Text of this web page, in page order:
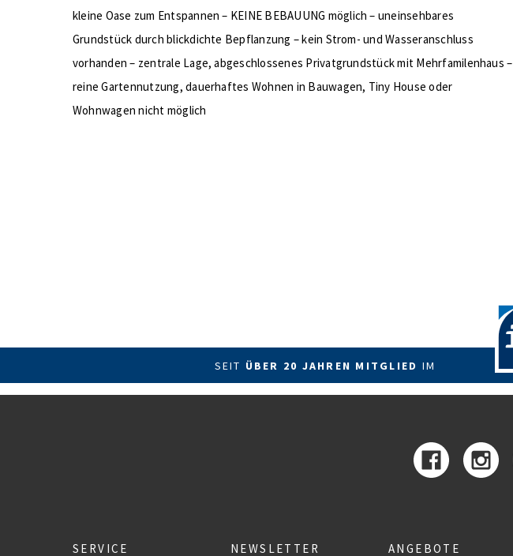
kleine Oase zum Entspannen – KEINE BEBAUUNG möglich – uneinsehbares
Grundstück durch blickdichte Bepflanzung – kein Strom- und Wasseranschluss
vorhanden – zentrale Lage, abgeschlossenes Privatgrundstück mit Mehrfamilenhaus –
reine Gartennutzung, dauerhaftes Wohnen in Bauwagen, Tiny House oder
Wohnwagen nicht möglich
SEIT ÜBER 20 JAHREN MITGLIED IM
SERVICE NEWSLETTER ANGEBOTE